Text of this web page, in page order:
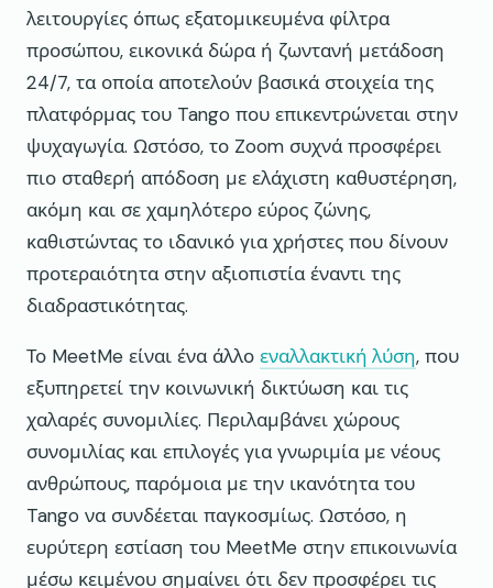
λειτουργίες όπως εξατομικευμένα φίλτρα
προσώπου, εικονικά δώρα ή ζωντανή μετάδοση
24/7, τα οποία αποτελούν βασικά στοιχεία της
πλατφόρμας του Tango που επικεντρώνεται στην
ψυχαγωγία. Ωστόσο, το Zoom συχνά προσφέρει
πιο σταθερή απόδοση με ελάχιστη καθυστέρηση,
ακόμη και σε χαμηλότερο εύρος ζώνης,
καθιστώντας το ιδανικό για χρήστες που δίνουν
προτεραιότητα στην αξιοπιστία έναντι της
διαδραστικότητας.
Το MeetMe είναι ένα άλλο εναλλακτική λύση, που
εξυπηρετεί την κοινωνική δικτύωση και τις
χαλαρές συνομιλίες. Περιλαμβάνει χώρους
συνομιλίας και επιλογές για γνωριμία με νέους
ανθρώπους, παρόμοια με την ικανότητα του
Tango να συνδέεται παγκοσμίως. Ωστόσο, η
ευρύτερη εστίαση του MeetMe στην επικοινωνία
μέσω κειμένου σημαίνει ότι δεν προσφέρει τις